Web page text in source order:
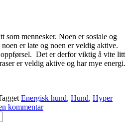
som mennesker. Noen er sosiale og
er late og noen er veldig aktive.
Det er derfor viktig å vite litt
er veldig aktive og har mye energi.
Energisk hund, Hund, Hyper
kommentar